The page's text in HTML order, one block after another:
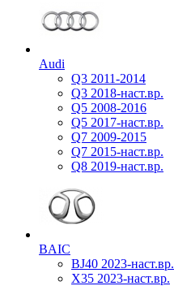
Audi
Q3 2011-2014
Q3 2018-наст.вр.
Q5 2008-2016
Q5 2017-наст.вр.
Q7 2009-2015
Q7 2015-наст.вр.
Q8 2019-наст.вр.
BAIC
BJ40 2023-наст.вр.
X35 2023-наст.вр.